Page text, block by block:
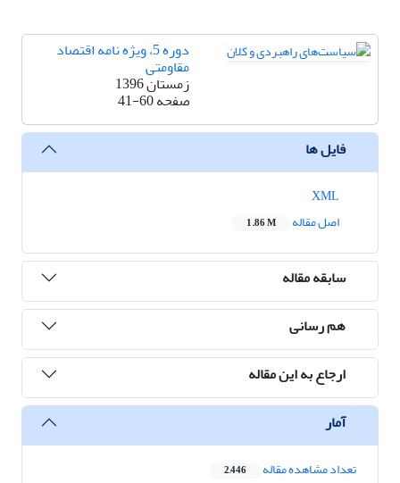
دوره 5، ویژه نامه اقتصاد
مقاومتی
زمستان 1396
صفحه41-60
فایل ها
اصل مقاله
1.86 M
سابقه مقاله
هم رسانی
ارجاع به این مقاله
آمار
تعداد مشاهده مقاله 2,446